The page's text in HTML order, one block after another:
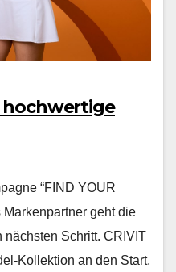
hochwertige
“FIND YOUR
Marken­part­ner geht die
näch­sten Schritt. CRIVIT
Kollek­tion an den Start,